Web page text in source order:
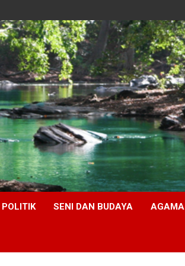
POLITIK SENI DAN BUDAYA AGAMA